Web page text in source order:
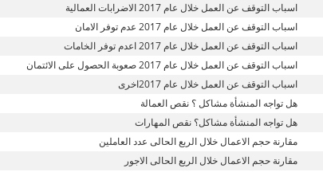
اسباب التوقف عن العمل خلال عام 2017 الاضرابات العمالية
اسباب التوقف عن العمل خلال عام 2017 عدم توفر الامان
اسباب التوقف عن العمل خلال عام 2017 اعدم توفر الخامات
اسباب التوقف عن العمل خلال عام 2017 صعوبة الحصول على الائتمان
اسباب التوقف عن العمل خلال عام 2017اخرى
هل تواجه المنشأة مشاكل ؟ نقص العمالة
هل تواجه المنشأة مشاكل؟ نقص المهارات
مقارنة حجم الاعمال خلال الربع الحالى عدد العاملين
مقارنة حجم الاعمال خلال الربع الحالى الاجور